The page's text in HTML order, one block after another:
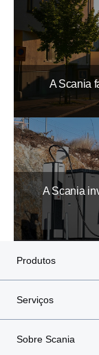
A Scania
A Scania
Produtos
Serviços
Sobre Scania